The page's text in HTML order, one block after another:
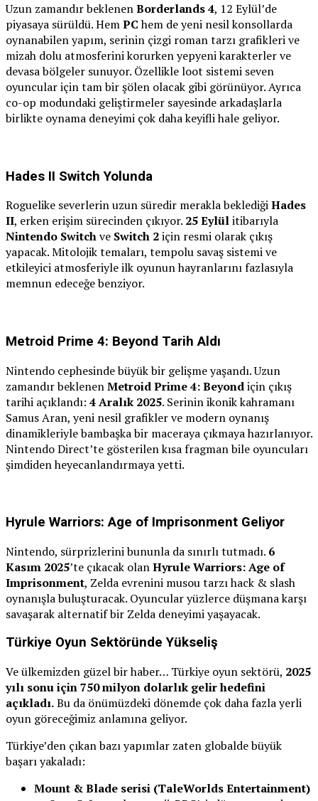
Uzun zamandır beklenenBorderlands 4, 12 Eylül’de
piyasaya sürüldü. HemPChem de yeni nesil konsollarda
oynanabilen yapım, serinin çizgi roman tarzı grafikleri ve
mizah dolu atmosferini korurken yepyeni karakterler ve
devasa bölgeler sunuyor. Özellikle loot sistemi seven
oyuncular için tam bir şölen olacak gibi görünüyor. Ayrıca
co-op modundaki geliştirmeler sayesinde arkadaşlarla
birlikte oynama deneyimi çok daha keyifli hale geliyor.
Hades II Switch Yolunda
Roguelike severlerin uzun süredir merakla beklediğiHades
II, erken erişim sürecinden çıkıyor. 25 Eylülitibarıyla
Nintendo Switchve Switch 2için resmi olarak çıkış
yapacak. Mitolojik temaları, tempolu savaş sistemi ve
etkileyici atmosferiyle ilk oyunun hayranlarını fazlasıyla
memnun edeceğe benziyor.
Metroid Prime 4: Beyond Tarih Aldı
Nintendo cephesinde büyük bir gelişme yaşandı. Uzun
zamandır beklenenMetroid Prime 4: Beyondiçin çıkış
tarihi açıklandı: 4 Aralık 2025. Serinin ikonik kahramanı
Samus Aran, yeni nesil grafikler ve modern oynanış
dinamikleriyle bambaşka bir maceraya çıkmaya hazırlanıyor.
Nintendo Direct’te gösterilen kısa fragman bile oyuncuları
şimdiden heyecanlandırmaya yetti.
Hyrule Warriors: Age of Imprisonment Geliyor
Nintendo, sürprizlerini bununla da sınırlı tutmadı. 6
Kasım 2025’te çıkacak olanHyrule Warriors: Age of
Imprisonment, Zelda evrenini musou tarzı hack & slash
oynanışla buluşturacak. Oyuncular yüzlerce düşmana karşı
savaşarak alternatif bir Zelda deneyimi yaşayacak.
Türkiye Oyun Sektöründe Yükseliş
Ve ülkemizden güzel bir haber… Türkiye oyun sektörü, 2025
yılı sonu için 750 milyon dolarlık gelir hedefini
açıkladı.Bu da önümüzdeki dönemde çok daha fazla yerli
oyun göreceğimiz anlamına geliyor.
Türkiye’den çıkan bazı yapımlar zaten globalde büyük
başarı yakaladı:
Mount & Blade serisi (TaleWorlds Entertainment)